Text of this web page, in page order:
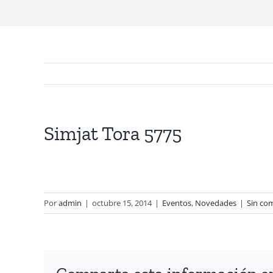
Simjat Tora 5775
Poradmin | octubre 15, 2014 | Eventos, Novedades | Sin